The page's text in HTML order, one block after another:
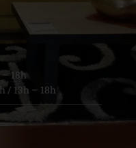
18h
/ 13h – 18h